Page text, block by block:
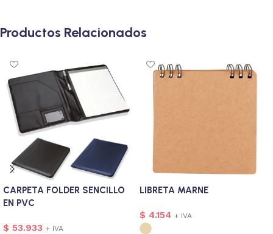
Productos Relacionados
CARPETA FOLDER SENCILLO
EN PVC
$ 53.933 + IVA
LIBRETA MARNE
$ 4.154 + IVA